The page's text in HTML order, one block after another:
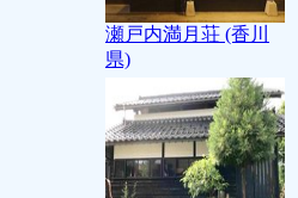
瀬戸内満月荘 (香川
県)